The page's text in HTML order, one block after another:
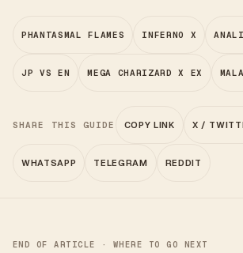
PHANTASMAL FLAMES INFERNO X
JP VS EN MEGA CHARIZARD X EX
SHARE THIS GUIDE COPY LINK X /
WHATSAPP TELEGRAM REDDIT
END OF ARTICLE · WHERE TO GO NEXT